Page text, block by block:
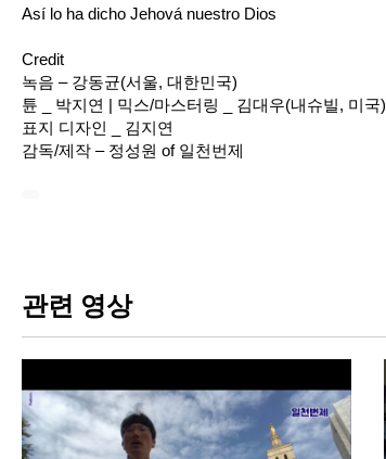
Así lo ha dicho Jehová nuestro Dios
Credit
녹음 – 강동균(서울, 대한민국)
튠 _ 박지연 | 믹스/마스터링 _ 김대우(내슈빌, 미국)
표지 디자인 _ 김지연
감독/제작 – 정성원 of 일천번제
관련 영상